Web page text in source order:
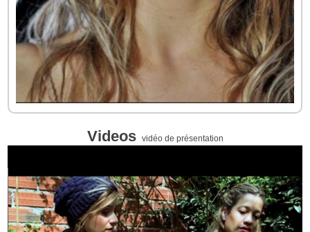
Videos vidéo de présentation